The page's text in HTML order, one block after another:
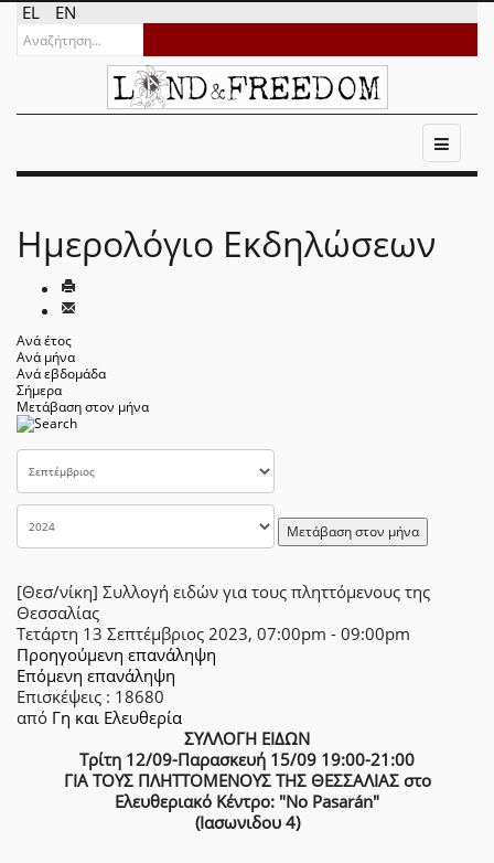
EL EN
Ημερολόγιο Εκδηλώσεων
Ανά έτος
Ανά μήνα
Ανά εβδομάδα
Σήμερα
Μετάβαση στον μήνα
Μετάβαση στον μήνα
[Θεσ/νίκη] Συλλογή ειδών για τους πληττόμενους της
Θεσσαλίας
Τετάρτη 13 Σεπτέμβριος 2023, 07:00pm - 09:00pm
Προηγούμενη επανάληψη
Επόμενη επανάληψη
Επισκέψεις : 18680
από Γη και Ελευθερία
ΣΥΛΛΟΓΗ ΕΙΔΩΝ
Τρίτη 12/09-Παρασκευή 15/09 19:00-21:00
ΓΙΑ ΤΟΥΣ ΠΛΗΤΤΟΜΕΝΟΥΣ ΤΗΣ ΘΕΣΣΑΛΙΑΣ στο
Ελευθεριακό Κέντρο: "No Pasarán"
(Ιασωνιδου 4)